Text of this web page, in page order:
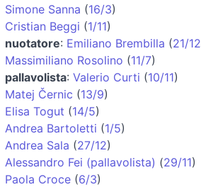
Simone Sanna (16/3)
Cristian Beggi (1/11)
nuotatore: Emiliano Brembilla (21/12
Massimiliano Rosolino (11/7)
pallavolista: Valerio Curti (10/11)
Matej Černic (13/9)
Elisa Togut (14/5)
Andrea Bartoletti (1/5)
Andrea Sala (27/12)
Alessandro Fei (pallavolista) (29/11)
Paola Croce (6/3)